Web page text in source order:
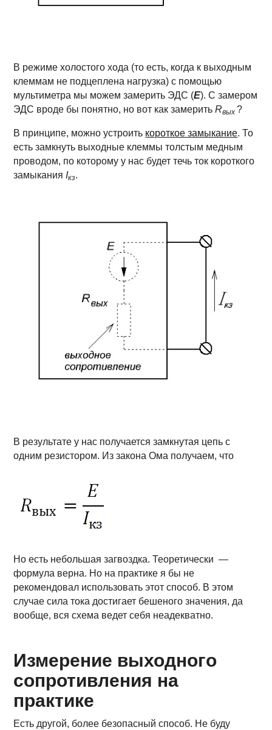
В режиме холостого хода (то есть, когда к выходным
клеммам не подцеплена нагрузка) с помощью
мультиметра мы можем замерить ЭДС (E). С замером
ЭДС вроде бы понятно, но вот как замеритьRвых ?
В принципе, можно устроить короткое замыкание. То
есть замкнуть выходные клеммы толстым медным
проводом, по которому у нас будет течь ток короткого
замыкания Iкз.
В результате у нас получается замкнутая цепь с
одним резистором. Из закона Ома получаем, что
Но есть небольшая загвоздка. Теоретически —
формула верна. Но на практике я бы не
рекомендовал использовать этот способ. В этом
случае сила тока достигает бешеного значения, да
вообще, вся схема ведет себя неадекватно.
Измерение выходного
сопротивления на
практике
Есть другой, более безопасный способ. Не буду